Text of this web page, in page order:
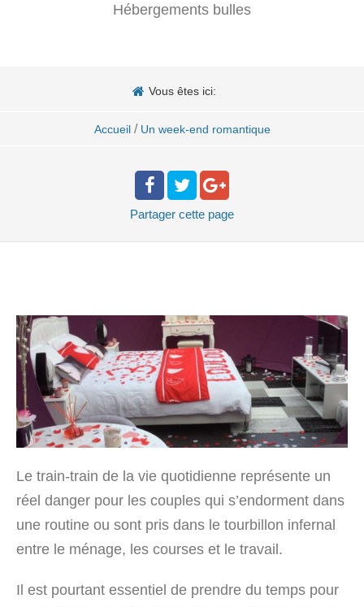
Hébergements bulles
Vous êtes ici:
Accueil / Un week-end romantique
Partager cette page
Le train-train de la vie quotidienne représente un
réel danger pour les couples qui s’endorment dans
une routine ou sont pris dans le tourbillon infernal
entre le ménage, les courses et le travail.
Il est pourtant essentiel de prendre du temps pour